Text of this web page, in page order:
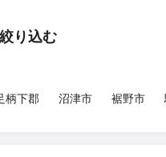
り込む
柄下郡 沼津市 裾野市